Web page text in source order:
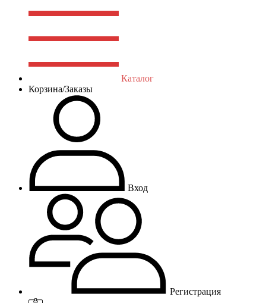
Каталог
Корзина/Заказы
Вход
Регистрация